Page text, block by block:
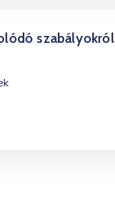
szabályokról